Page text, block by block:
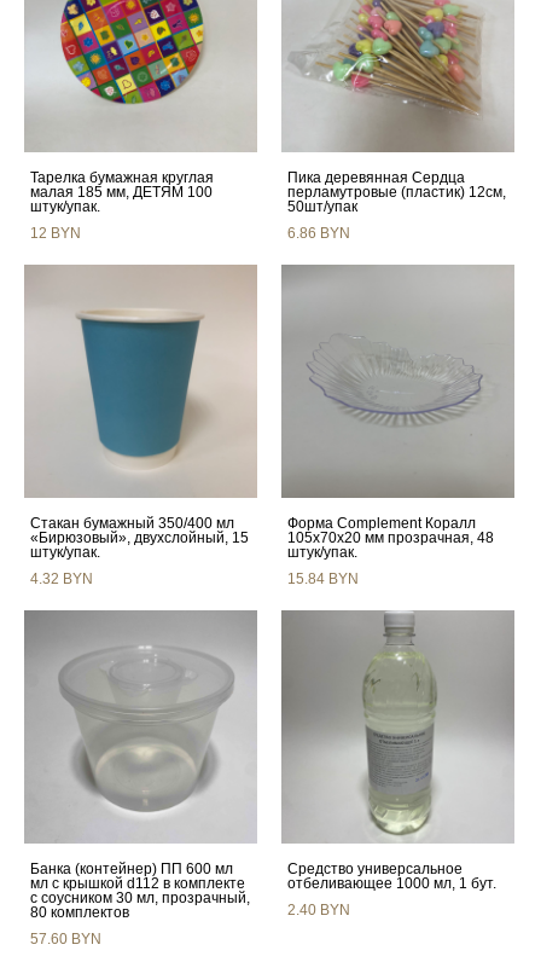
Тарелка бумажная круглая
малая 185 мм, ДЕТЯМ 100
штук/упак.
12 BYN
Пика деревянная Сердца
перламутровые (пластик) 12см,
50шт/упак
6.86 BYN
Стакан бумажный 350/400 мл
«Бирюзовый», двухслойный, 15
штук/упак.
4.32 BYN
Форма Complement Коралл
105х70х20 мм прозрачная, 48
штук/упак.
15.84 BYN
Банка (контейнер) ПП 600 мл
мл с крышкой d112 в комплекте
с соусником 30 мл, прозрачный,
80 комплектов
57.60 BYN
Средство универсальное
отбеливающее 1000 мл, 1 бут.
2.40 BYN